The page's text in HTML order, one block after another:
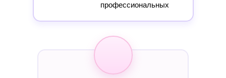
профессиональных